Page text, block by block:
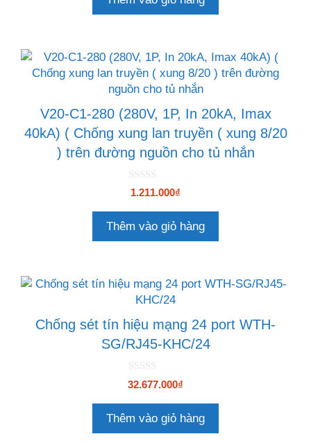
V20-C1-280 (280V, 1P, In 20kA, Imax
40kA) ( Chống xung lan truyền ( xung 8/20
) trên đường nguồn cho tủ nhắn
0
n
à
1.211.000₫
Thêm vào giỏ hàng
Chống sét tín hiệu mạng 24 port WTH-
SG/RJ45-KHC/24
0
n
à
32.677.000₫
Thêm vào giỏ hàng